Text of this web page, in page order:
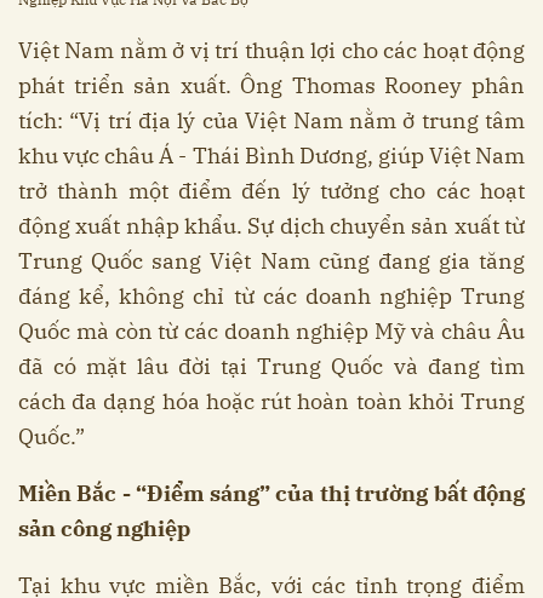
Việt Nam nằm ở vị trí thuận lợi cho các hoạt động
phát triển sản xuất. Ông Thomas Rooney phân
tích: “Vị trí địa lý của Việt Nam nằm ở trung tâm
khu vực châu Á - Thái Bình Dương, giúp Việt Nam
trở thành một điểm đến lý tưởng cho các hoạt
động xuất nhập khẩu. Sự dịch chuyển sản xuất từ
Trung Quốc sang Việt Nam cũng đang gia tăng
đáng kể, không chỉ từ các doanh nghiệp Trung
Quốc mà còn từ các doanh nghiệp Mỹ và châu Âu
đã có mặt lâu đời tại Trung Quốc và đang tìm
cách đa dạng hóa hoặc rút hoàn toàn khỏi Trung
Quốc.”
Miền Bắc - “Điểm sáng” của thị trường bất động
sản công nghiệp
Tại khu vực miền Bắc, với các tỉnh trọng điểm